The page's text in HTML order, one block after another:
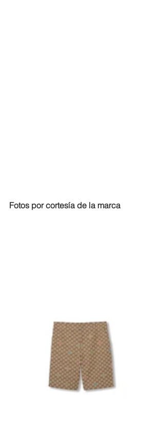
Fotos por cortesía de la marca